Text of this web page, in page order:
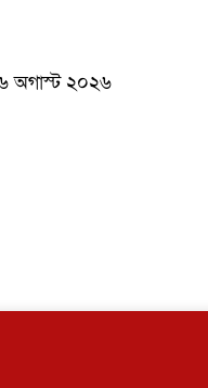
অগাস্ট ২০২৬